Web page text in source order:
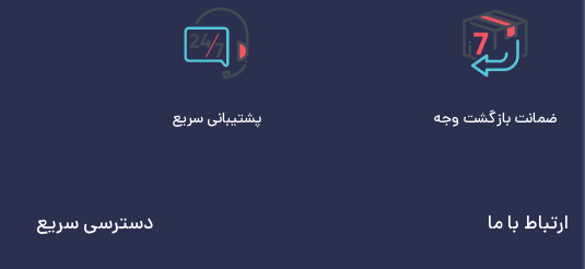
ضمانت بازگشت وجه پشتیبانی سریع
ارتباط با ما دسترسی سریع